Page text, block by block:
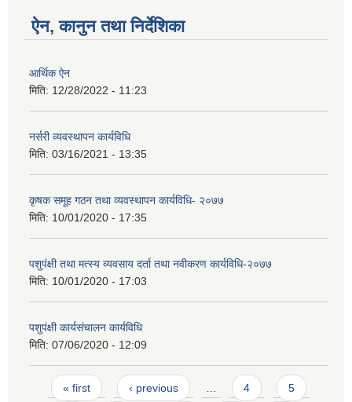
ऐन, कानुन तथा निर्देशिका
आर्थिक ऐन
मिति: 12/28/2022 - 11:23
नर्सरी व्यवस्थापन कार्यविधि
मिति: 03/16/2021 - 13:35
कृषक समूह गठन तथा व्यवस्थापन कार्यविधि- २०७७
मिति: 10/01/2020 - 17:35
पशुपंक्षी तथा मत्स्य व्यवसाय दर्ता तथा नवीकरण कार्यविधि-२०७७
मिति: 10/01/2020 - 17:03
पशुपंक्षी कार्यसंचालन कार्यविधि
मिति: 07/06/2020 - 12:09
Pages
« first ‹ previous 4 5